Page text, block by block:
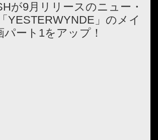
が9月リリースのニュー・
YESTERWYNDE」のメイ
パート1をアップ！